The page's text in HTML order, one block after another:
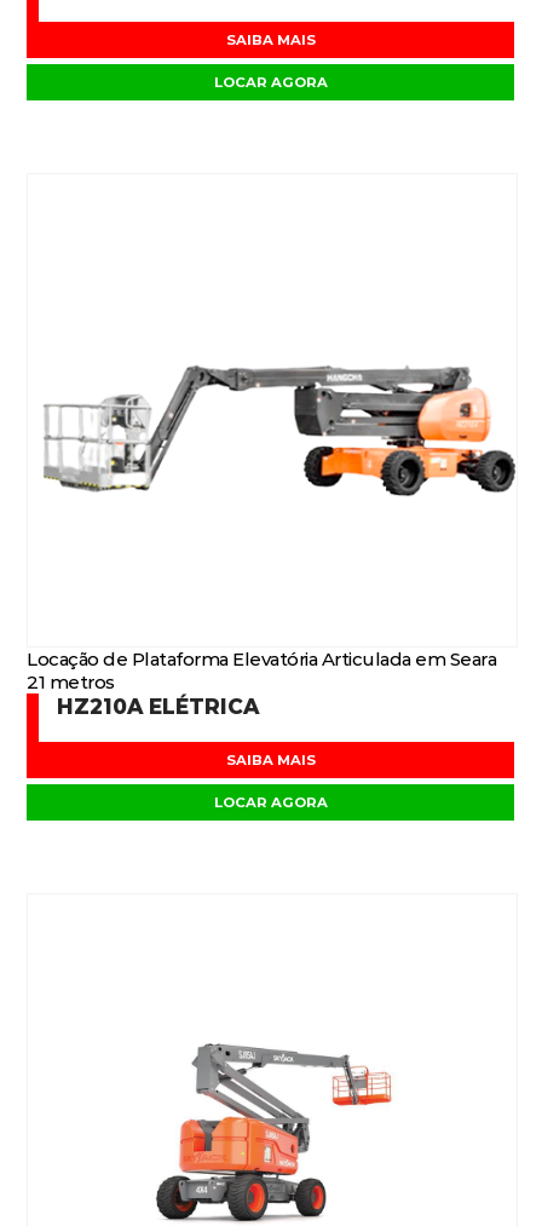
SAIBA MAIS
LOCAR AGORA
Locação de Plataforma Elevatória Articulada em Seara
21 metros
HZ210A ELÉTRICA
SAIBA MAIS
LOCAR AGORA